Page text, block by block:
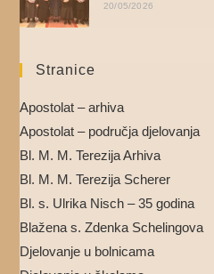
20/05/2026
Stranice
Apostolat – arhiva
Apostolat – područja djelovanja
Bl. M. M. Terezija Arhiva
Bl. M. M. Terezija Scherer
Bl. s. Ulrika Nisch – 35 godina
Blažena s. Zdenka Schelingova
Djelovanje u bolnicama